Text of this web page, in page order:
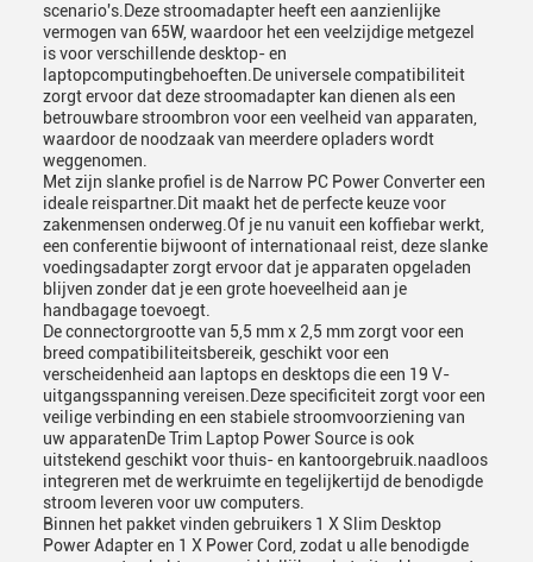
scenario's.Deze stroomadapter heeft een aanzienlijke
vermogen van 65W, waardoor het een veelzijdige metgezel
is voor verschillende desktop- en
laptopcomputingbehoeften.De universele compatibiliteit
zorgt ervoor dat deze stroomadapter kan dienen als een
betrouwbare stroombron voor een veelheid van apparaten,
waardoor de noodzaak van meerdere opladers wordt
weggenomen.
Met zijn slanke profiel is de Narrow PC Power Converter een
ideale reispartner.Dit maakt het de perfecte keuze voor
zakenmensen onderweg.Of je nu vanuit een koffiebar werkt,
een conferentie bijwoont of internationaal reist, deze slanke
voedingsadapter zorgt ervoor dat je apparaten opgeladen
blijven zonder dat je een grote hoeveelheid aan je
handbagage toevoegt.
De connectorgrootte van 5,5 mm x 2,5 mm zorgt voor een
breed compatibiliteitsbereik, geschikt voor een
verscheidenheid aan laptops en desktops die een 19 V-
uitgangsspanning vereisen.Deze specificiteit zorgt voor een
veilige verbinding en een stabiele stroomvoorziening van
uw apparatenDe Trim Laptop Power Source is ook
uitstekend geschikt voor thuis- en kantoorgebruik.naadloos
integreren met de werkruimte en tegelijkertijd de benodigde
stroom leveren voor uw computers.
Binnen het pakket vinden gebruikers 1 X Slim Desktop
Power Adapter en 1 X Power Cord, zodat u alle benodigde